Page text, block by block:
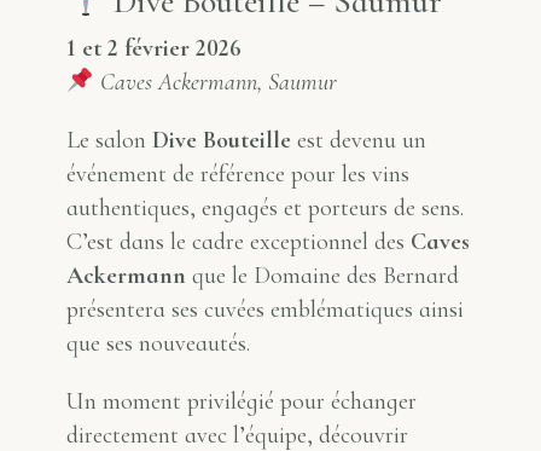
1 et 2 février 2026
Caves Ackermann, Saumur
Le salon Dive Bouteille est devenu un
événement de référence pour les vins
authentiques, engagés et porteurs de sens.
C’est dans le cadre exceptionnel des Caves
Ackermann que le Domaine des Bernard
présentera ses cuvées emblématiques ainsi
que ses nouveautés.
Un moment privilégié pour échanger
directement avec l’équipe, découvrir